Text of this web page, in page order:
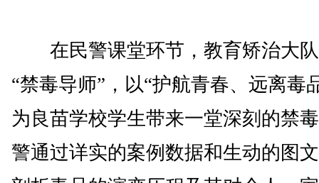
在民警课堂环节，教育矫治大队
“禁毒导师”，以“护航青春、远离毒
为良苗学校学生带来一堂深刻的禁
警通过详实的案例数据和生动的图